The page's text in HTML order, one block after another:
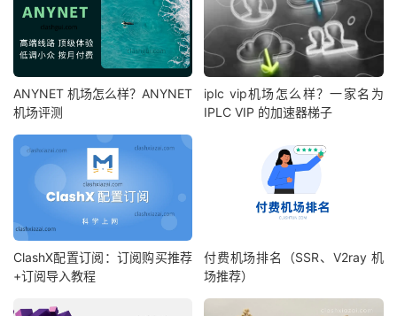
ANYNET 机场怎么样？ANYNET
机场评测
iplc vip机场怎么样？一家名为
IPLC VIP 的加速器梯子
ClashX配置订阅：订阅购买推荐
+订阅导入教程
付费机场排名（SSR、V2ray 机
场推荐）